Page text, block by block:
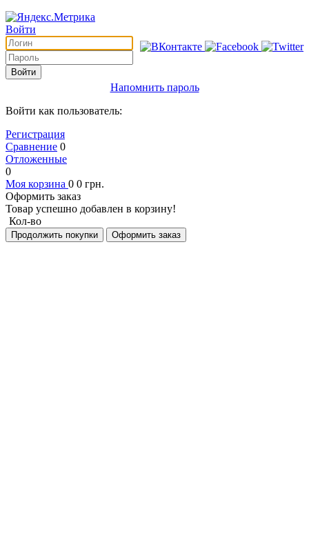
Войти
Войти
Напомнить пароль
Войти как пользователь:
Регистрация
Сравнение 0
Отложенные
0
Моя корзина 0 0 грн.
Оформить заказ
Товар успешно добавлен в корзину!
Кол-во
Продолжить покупки Оформить заказ